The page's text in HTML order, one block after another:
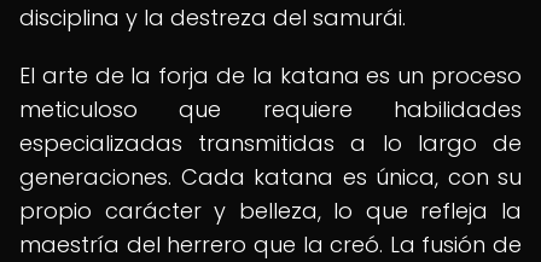
disciplina y la destreza del samurái.
El arte de la forja de la katana es un proceso
meticuloso que requiere habilidades
especializadas transmitidas a lo largo de
generaciones. Cada katana es única, con su
propio carácter y belleza, lo que refleja la
maestría del herrero que la creó. La fusión de